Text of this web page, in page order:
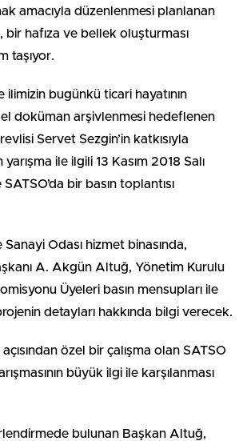
amacıyla düzenlenmesi planlanan
bir hafıza ve bellek oluşturması
taşıyor.
ilimizin bugünkü ticari hayatının
doküman arşivlenmesi hedeflenen
Servet Sezgin’in katkısıyla
ile ilgili 13 Kasım 2018 Salı
bir basın toplantısı
Odası hizmet binasında,
A. Akgün Altuğ, Yönetim Kurulu
Üyeleri basın mensupları ile
detayları hakkında bilgi verecek.
özel bir çalışma olan SATSO
büyük ilgi ile karşılanması
bulunan Başkan Altuğ,